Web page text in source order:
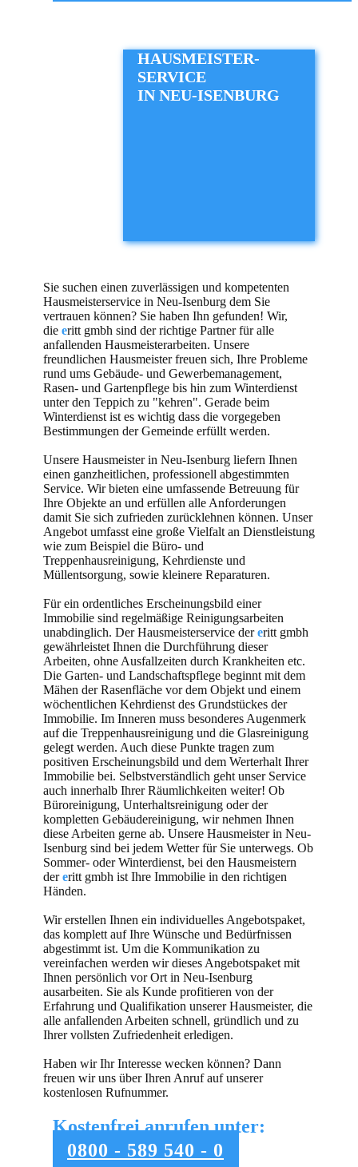
HAUSMEISTER-
SERVICE
IN NEU-ISENBURG
Sie suchen einen zuverlässigen und kompetenten
Hausmeisterservice in Neu-Isenburg dem Sie
vertrauen können? Sie haben Ihn gefunden! Wir,
die eritt gmbh sind der richtige Partner für alle
anfallenden Hausmeisterarbeiten. Unsere
freundlichen Hausmeister freuen sich, Ihre Probleme
rund ums Gebäude- und Gewerbemanagement,
Rasen- und Gartenpflege bis hin zum Winterdienst
unter den Teppich zu "kehren". Gerade beim
Winterdienst ist es wichtig dass die vorgegeben
Bestimmungen der Gemeinde erfüllt werden.
Unsere Hausmeister in Neu-Isenburg liefern Ihnen
einen ganzheitlichen, professionell abgestimmten
Service. Wir bieten eine umfassende Betreuung für
Ihre Objekte an und erfüllen alle Anforderungen
damit Sie sich zufrieden zurücklehnen können. Unser
Angebot umfasst eine große Vielfalt an Dienstleistung
wie zum Beispiel die Büro- und
Treppenhausreinigung, Kehrdienste und
Müllentsorgung, sowie kleinere Reparaturen.
Für ein ordentliches Erscheinungsbild einer
Immobilie sind regelmäßige Reinigungsarbeiten
unabdinglich. Der Hausmeisterservice dereritt gmbh
gewährleistet Ihnen die Durchführung dieser
Arbeiten, ohne Ausfallzeiten durch Krankheiten etc.
Die Garten- und Landschaftspflege beginnt mit dem
Mähen der Rasenfläche vor dem Objekt und einem
wöchentlichen Kehrdienst des Grundstückes der
Immobilie. Im Inneren muss besonderes Augenmerk
auf die Treppenhausreinigung und die Glasreinigung
gelegt werden. Auch diese Punkte tragen zum
positiven Erscheinungsbild und dem Werterhalt Ihrer
Immobilie bei. Selbstverständlich geht unser Service
auch innerhalb Ihrer Räumlichkeiten weiter! Ob
Büroreinigung, Unterhaltsreinigung oder der
kompletten Gebäudereinigung, wir nehmen Ihnen
diese Arbeiten gerne ab. Unsere Hausmeister in Neu-
Isenburg sind bei jedem Wetter für Sie unterwegs. Ob
Sommer- oder Winterdienst, bei den Hausmeistern
dereritt gmbh ist Ihre Immobilie in den richtigen
Händen.
Wir erstellen Ihnen ein individuelles Angebotspaket,
das komplett auf Ihre Wünsche und Bedürfnissen
abgestimmt ist. Um die Kommunikation zu
vereinfachen werden wir dieses Angebotspaket mit
Ihnen persönlich vor Ort in Neu-Isenburg
ausarbeiten. Sie als Kunde profitieren von der
Erfahrung und Qualifikation unserer Hausmeister, die
alle anfallenden Arbeiten schnell, gründlich und zu
Ihrer vollsten Zufriedenheit erledigen.
Haben wir Ihr Interesse wecken können? Dann
freuen wir uns über Ihren Anruf auf unserer
kostenlosen Rufnummer.
Kostenfrei anrufen unter:
0800 - 589 540 - 0